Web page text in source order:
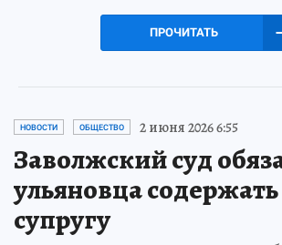
ПРОЧИТАТЬ
НОВОСТИ ОБЩЕСТВО 2 июня 2026 6:55
Заволжский суд
ульяновца
супругу